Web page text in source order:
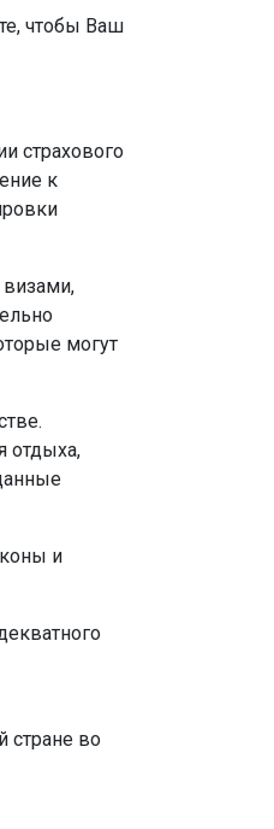
чтобы Ваш
страхового
к
визами,
могут
отдыха,
и
стране во